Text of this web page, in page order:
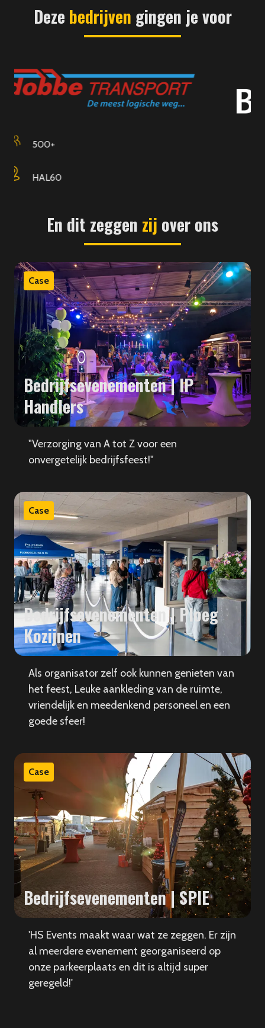
Deze bedrijven gingen je voor
En dit zeggen zij over ons
Case
Bedrijfsevenementen | IP
Handlers
"Verzorging van A tot Z voor een
onvergetelijk bedrijfsfeest!"
Case
Bedrijfsevenementen | Ploeg
Kozijnen
Als organisator zelf ook kunnen genieten van
het feest, Leuke aankleding van de ruimte,
vriendelijk en meedenkend personeel en een
goede sfeer!
Case
Bedrijfsevenementen | SPIE
'HS Events maakt waar wat ze zeggen. Er zijn
al meerdere evenement georganiseerd op
onze parkeerplaats en dit is altijd super
geregeld!'